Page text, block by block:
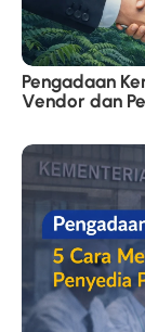
Pengadaan
Vendor dan